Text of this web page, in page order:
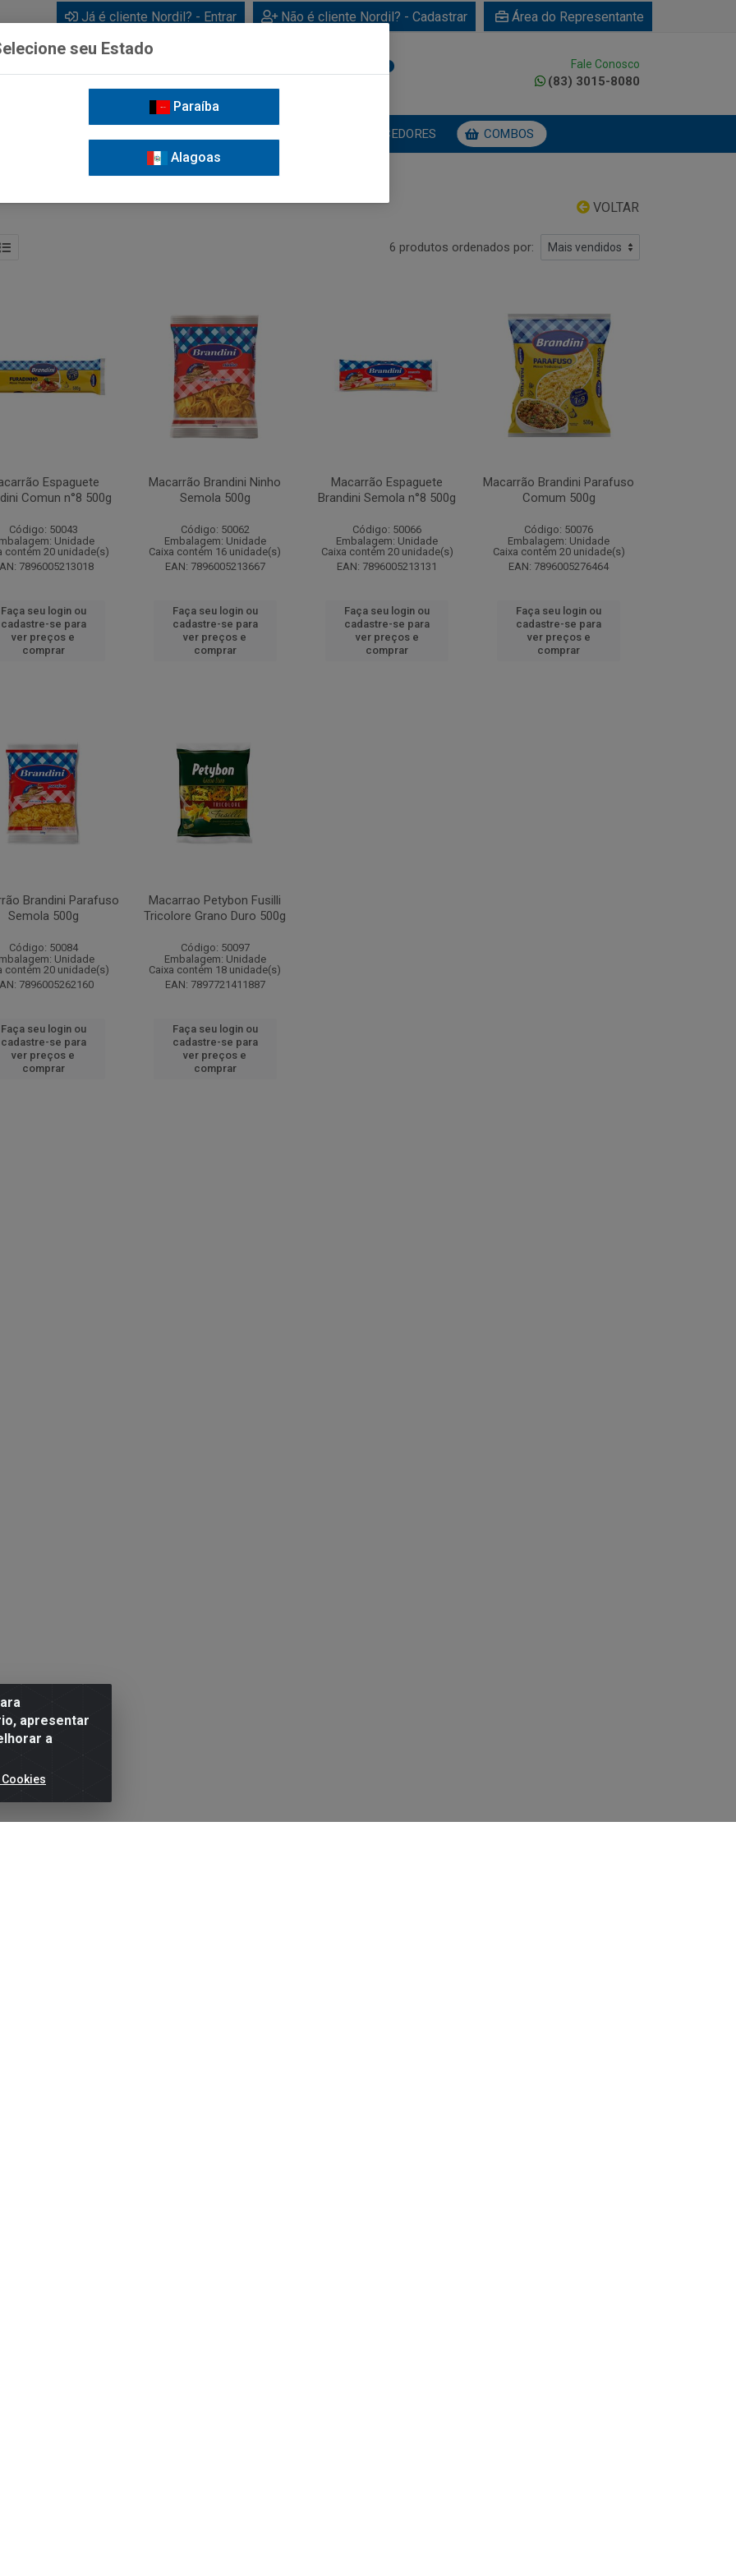
Já é cliente Nordil? - Entrar Não é cliente Nordil? - Cadastrar Área do Representante
Fale Conosco
(83) 3015-8080
FORNECEDORES COMBOS
VOLTAR
6 produtos ordenados por:
Espaguete
Comun n°8 500g
Código: 50043
Unidade
contém 20 unidade(s)
7896005213018
Faça seu login ou
cadastre-se para
ver preços e
comprar
Macarrão Brandini Ninho
Semola 500g
Código: 50062
Embalagem: Unidade
Caixa contém 16 unidade(s)
EAN: 7896005213667
Faça seu login ou
cadastre-se para
ver preços e
comprar
Macarrão Espaguete
Brandini Semola n°8 500g
Código: 50066
Embalagem: Unidade
Caixa contém 20 unidade(s)
EAN: 7896005213131
Faça seu login ou
cadastre-se para
ver preços e
comprar
Macarrão Brandini Parafuso
Comum 500g
Código: 50076
Embalagem: Unidade
Caixa contém 20 unidade(s)
EAN: 7896005276464
Faça seu login ou
cadastre-se para
ver preços e
comprar
Brandini Parafuso
Semola 500g
Código: 50084
Unidade
contém 20 unidade(s)
7896005262160
Faça seu login ou
cadastre-se para
ver preços e
comprar
Macarrao Petybon Fusilli
Tricolore Grano Duro 500g
Código: 50097
Embalagem: Unidade
Caixa contém 18 unidade(s)
EAN: 7897721411887
Faça seu login ou
cadastre-se para
ver preços e
comprar
apresentar
a
seu Estado
Paraíba
Alagoas